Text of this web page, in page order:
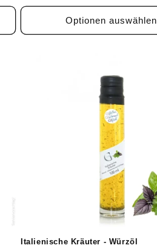
Optionen auswählen
Italienische Kräuter - Würzöl